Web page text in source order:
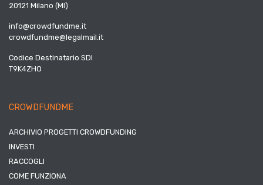
20121 Milano (MI)
info@crowdfundme.it
crowdfundme@legalmail.it
Codice Destinatario SDI
T9K4ZHO
CROWDFUNDME
ARCHIVIO PROGETTI CROWDFUNDING
INVESTI
RACCOGLI
COME FUNZIONA